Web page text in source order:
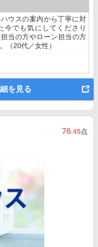
ウスの案内から丁寧に対
今でも気にしてくださり
当の方やローン担当の方
（20代／女性）
を見る
76.45点